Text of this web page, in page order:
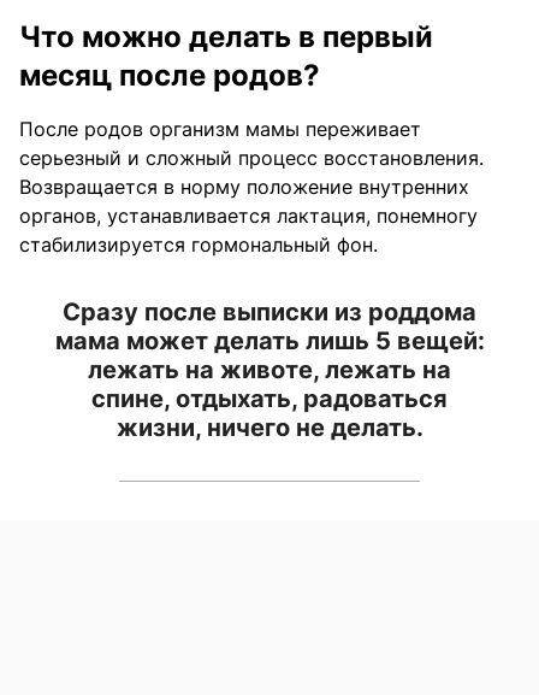
Что можно делать в первый
месяц после родов?
После родов организм мамы переживает
серьезный и сложный процесс восстановления.
Возвращается в норму положение внутренних
органов, устанавливается лактация, понемногу
стабилизируется гормональный фон.
Сразу после выписки из роддома
мама может делать лишь 5 вещей:
лежать на животе, лежать на
спине, отдыхать, радоваться
жизни, ничего не делать.